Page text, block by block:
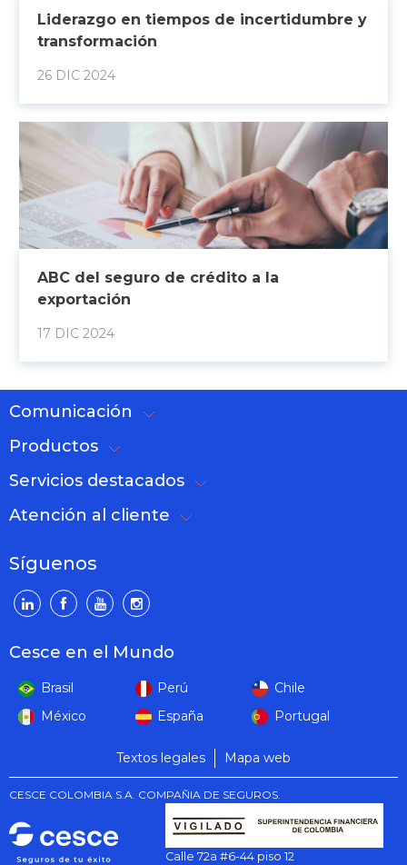
Liderazgo en tiempos de incertidumbre y
transformación
26 DIC 2024
ABC del seguro de crédito a la
exportación
17 DIC 2024
Comunicación
Productos
Servicios destacados
Atención al cliente
Síguenos
Cesce en el Mundo
Brasil Perú
Chile
México
España Portugal
Textos legales Mapa web
Calle 72a #6-44 piso 12
CESCE COLOMBIA S.A. COMPAÑIA DE SEGUROS.